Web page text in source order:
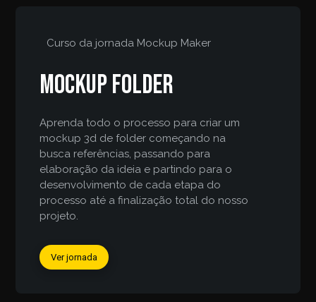
Curso da jornada Mockup Maker
Mockup folder
Aprenda todo o processo para criar um
mockup 3d de folder começando na
busca referências, passando para
elaboração da ideia e partindo para o
desenvolvimento de cada etapa do
processo até a finalização total do nosso
projeto.
Ver jornada